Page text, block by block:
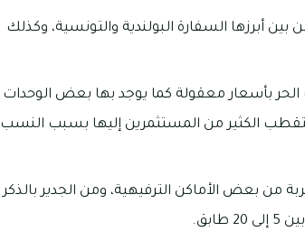
أبرزها السفارة البولندية والتونسية، وكذلك
الحر بأسعار معقولة كما يوجد بها بعض الوحدات
الكثير من المستثمرين إليها بسبب النسب
من بعض الأماكن الترفيهية، ومن الجدير بالذكر